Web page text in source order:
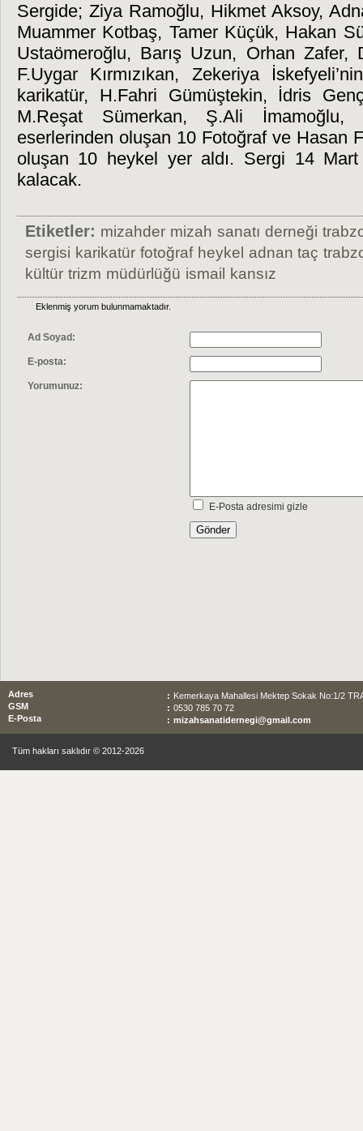
Sergide; Ziya Ramoğlu, Hikmet Aksoy,
Muammer Kotbaş, Tamer Küçük, Hakan
Ustaömeroğlu, Barış Uzun, Orhan Zafer,
F.Uygar Kırmızıkan, Zekeriya
karikatür, H.Fahri Gümüştekin, İdris
M.Reşat Sümerkan, Ş.Ali İmamoğlu,
eserlerinden oluşan 10 Fotoğraf ve Hasan
oluşan 10 heykel yer aldı. Sergi 14
kalacak.
Etiketler: mizahder mizah sanatı derneği
sergisi karikatür fotoğraf heykel adnan taç
kültür trizm müdürlüğü ismail kansız
Eklenmiş yorum bulunmamaktadır.
Ad Soyad:
E-posta:
Yorumunuz:
E-Posta adresimi gizle
Adres : Kemerkaya Mahallesi Mektep Sokak No:1/2
GSM
: 0530 785 70 72
E-Posta
: mizahsanatidernegi@gmail.com
Tüm hakları saklıdır © 2012-2026